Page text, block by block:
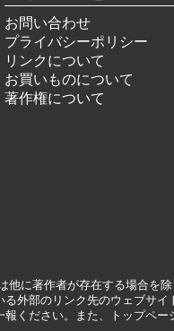
お問い合わせ
プライバシーポリシー
リンクについて
お買いものについて
著作権について
他に著作者が存在する場合を
外部のリンク先のウェブサ
ください。また、トップペ